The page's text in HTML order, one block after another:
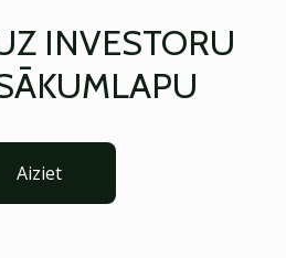
INVESTORU
Aiziet